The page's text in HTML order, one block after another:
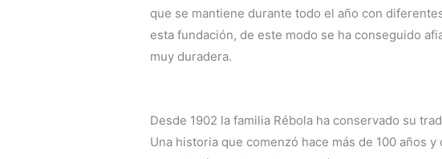
que se mantiene durante todo el año con
esta fundación, de este modo se ha conseguido
muy duradera.
Desde 1902 la familia Rébola ha conservado su
Una historia que comenzó hace más de 100 años